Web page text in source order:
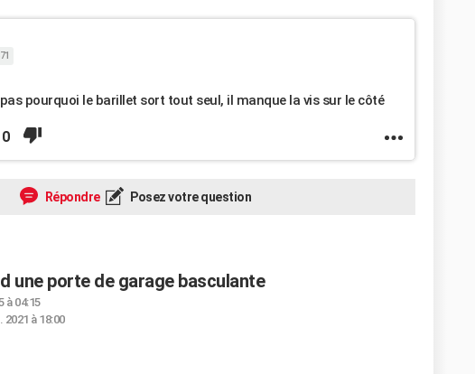
pourquoi le barillet sort tout seul, il manque la vis sur le côté
0
Répondre Posez votre question
une porte de garage basculante
à 04:15
2021 à 18:00